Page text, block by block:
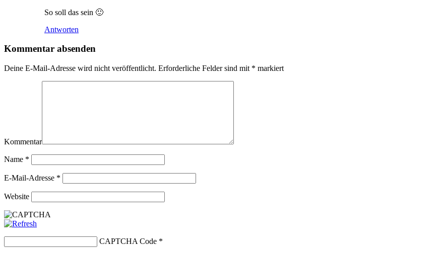
So soll das sein 🙂
Antworten
Kommentar absenden
Deine E-Mail-Adresse wird nicht veröffentlicht. Erforderliche Felder sind mit * markiert
Kommentar
Name *
E-Mail-Adresse *
Website
CAPTCHA Code *